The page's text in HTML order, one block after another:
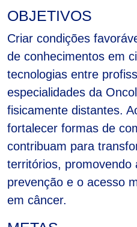
OBJETIVOS
Criar condições
de conhecimentos em
tecnologias entre
especialidades da
fisicamente distantes.
fortalecer formas de
contribuam para
territórios, promovendo
prevenção e o acesso
em câncer.